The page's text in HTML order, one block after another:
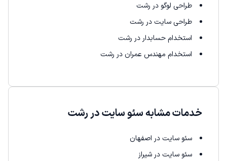
خدمات مشابه سئو سایت در رشت
سئو سایت در اصفهان
سئو سایت در شیراز
طراحی لوگو در رشت
طراحی سایت در رشت
استخدام حسابدار در رشت
استخدام مهندس عمران در رشت